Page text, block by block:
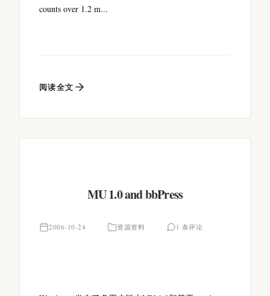
counts over 1.2 m...
阅读全文
MU 1.0 and bbPress
2006-10-24 资源资料 1 条评论